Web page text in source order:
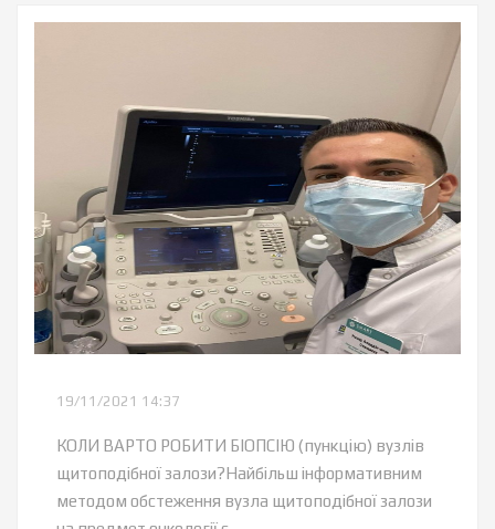
19/11/2021 14:37
КОЛИ ВАРТО РОБИТИ БІОПСІЮ (пункцію) вузлів
щитоподібної залози?Найбільш інформативним
методом обстеження вузла щитоподібної залози